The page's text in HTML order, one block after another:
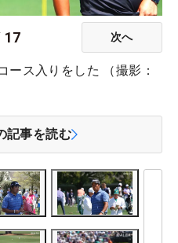
17 次へ
ース入りをした （撮影：
記事を読む